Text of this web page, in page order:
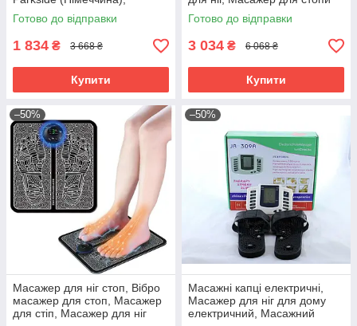
Пістолет термоклей, Пістолет
для термоклею, RYH
Готово до відправки
1 834 ₴ 3 668 ₴
Купити
ніг, Масажер для м'язів ніг
електричний, RYH
Готово до відправки
3 034 ₴ 6 068 ₴
Купити
–50%
Масажер для ніг стоп, Вібро
масажер для стоп, Масажер
для стіп, Масажер для ніг
–50%
Масажні капці електричні,
Масажер для ніг для дому
електричний, Масажний